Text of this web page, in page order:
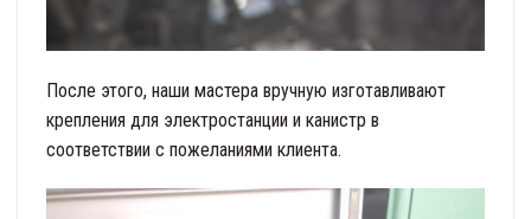
После этого, наши мастера вручную изготавливают
крепления для электростанции и канистр в
соответствии с пожеланиями клиента.